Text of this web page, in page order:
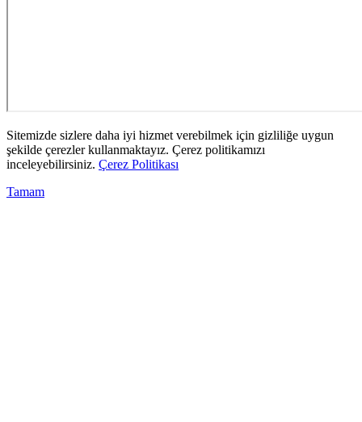
Sitemizde sizlere daha iyi hizmet verebilmek için gizliliğe uygun
şekilde çerezler kullanmaktayız. Çerez politikamızı
inceleyebilirsiniz. Çerez Politikası
Tamam